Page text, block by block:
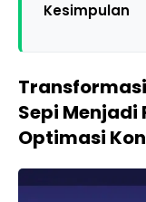
Kesimpulan
Sepi Menjadi
Optimasi